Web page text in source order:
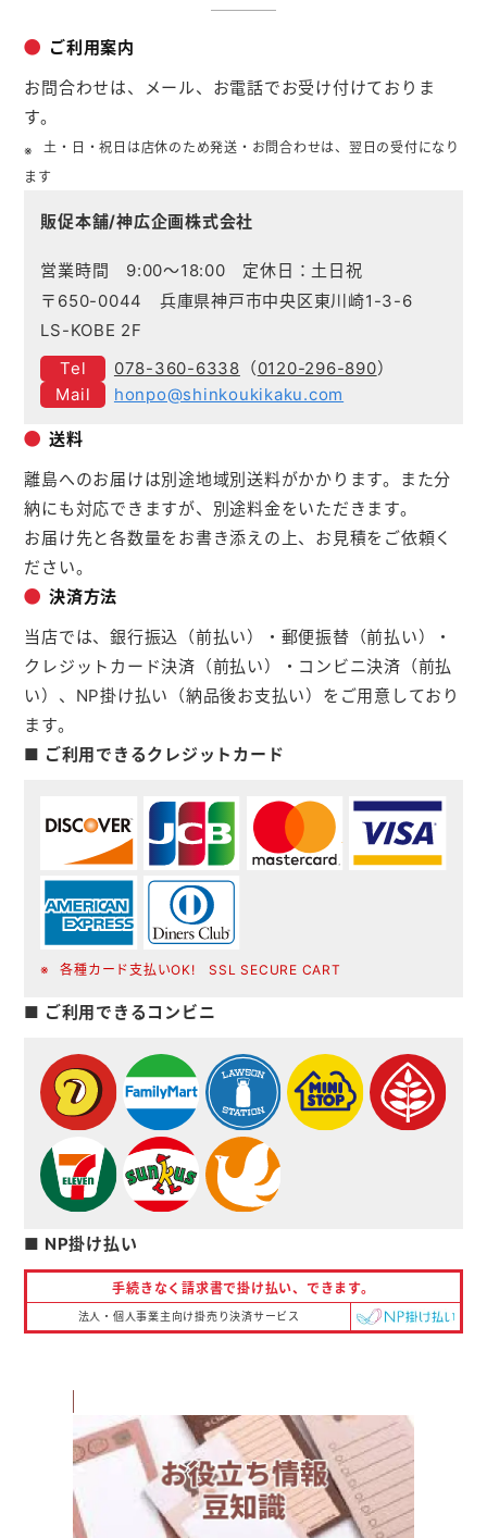
ご利用案内
お問合わせは、メール、お電話でお受け付けておりま
す。
土・日・祝日は店休のため発送・お問合わせは、翌日の受付になり
ます
販促本舗/神広企画株式会社
営業時間 9:00～18:00 定休日：土日祝
〒650-0044 兵庫県神戸市中央区東川崎1-3-6
LS-KOBE 2F
078-360-6338 （0120-296-890）
honpo@shinkoukikaku.com
送料
離島へのお届けは別途地域別送料がかかります。また分
納にも対応できますが、別途料金をいただきます。
お届け先と各数量をお書き添えの上、お見積をご依頼く
ださい。
決済方法
当店では、銀行振込（前払い）・郵便振替（前払い）・
クレジットカード決済（前払い）・コンビニ決済（前払
い）、NP掛け払い（納品後お支払い）をご用意しており
ます。
■ ご利用できるクレジットカード
各種カード支払いOK! SSL SECURE CART
■ ご利用できるコンビニ
■ NP掛け払い
手続きなく請求書で掛け払い、 できます。
法人・個人事業主向け掛売り決済サービス